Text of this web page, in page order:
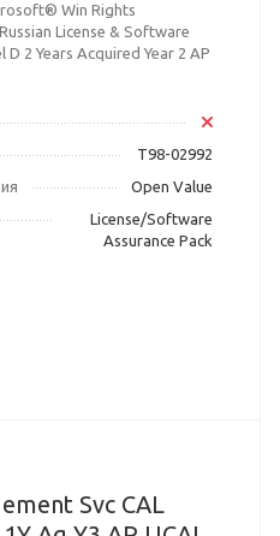
Win Rights
License & Software
2 Years Acquired Year 2 AP
T98-02992
Open Value
License/Software
Assurance Pack
Svc CAL